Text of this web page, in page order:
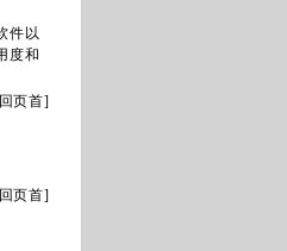
件以
度和
页首]
页首]